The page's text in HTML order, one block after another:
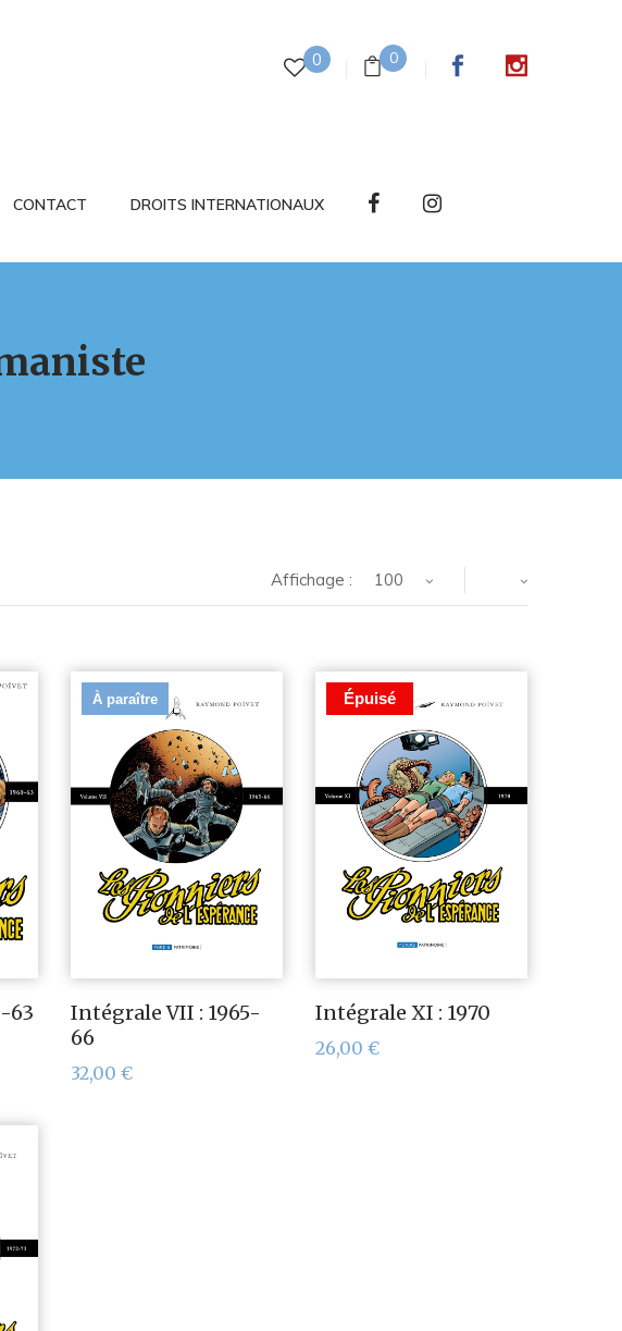
0 0
CONTACT DROITS INTERNATIONAUX
Affichage : 100
63
À paraître
Intégrale VII : 1965-
66
32,00 €
Épuisé
Intégrale XI : 1970
26,00 €